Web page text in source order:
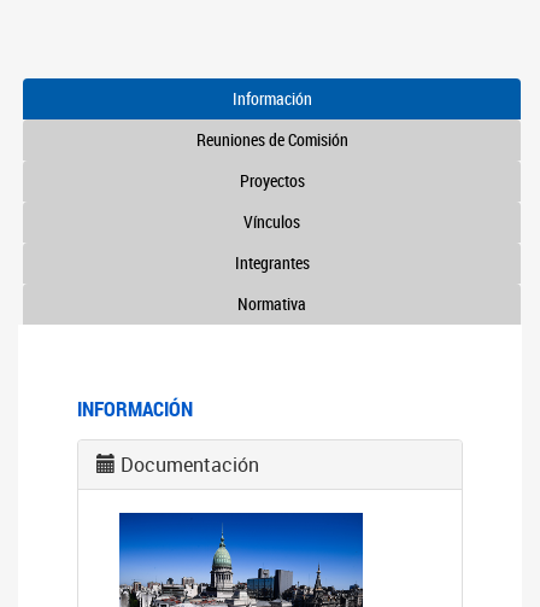
Información
Reuniones de Comisión
Proyectos
Vínculos
Integrantes
Normativa
INFORMACIÓN
Documentación